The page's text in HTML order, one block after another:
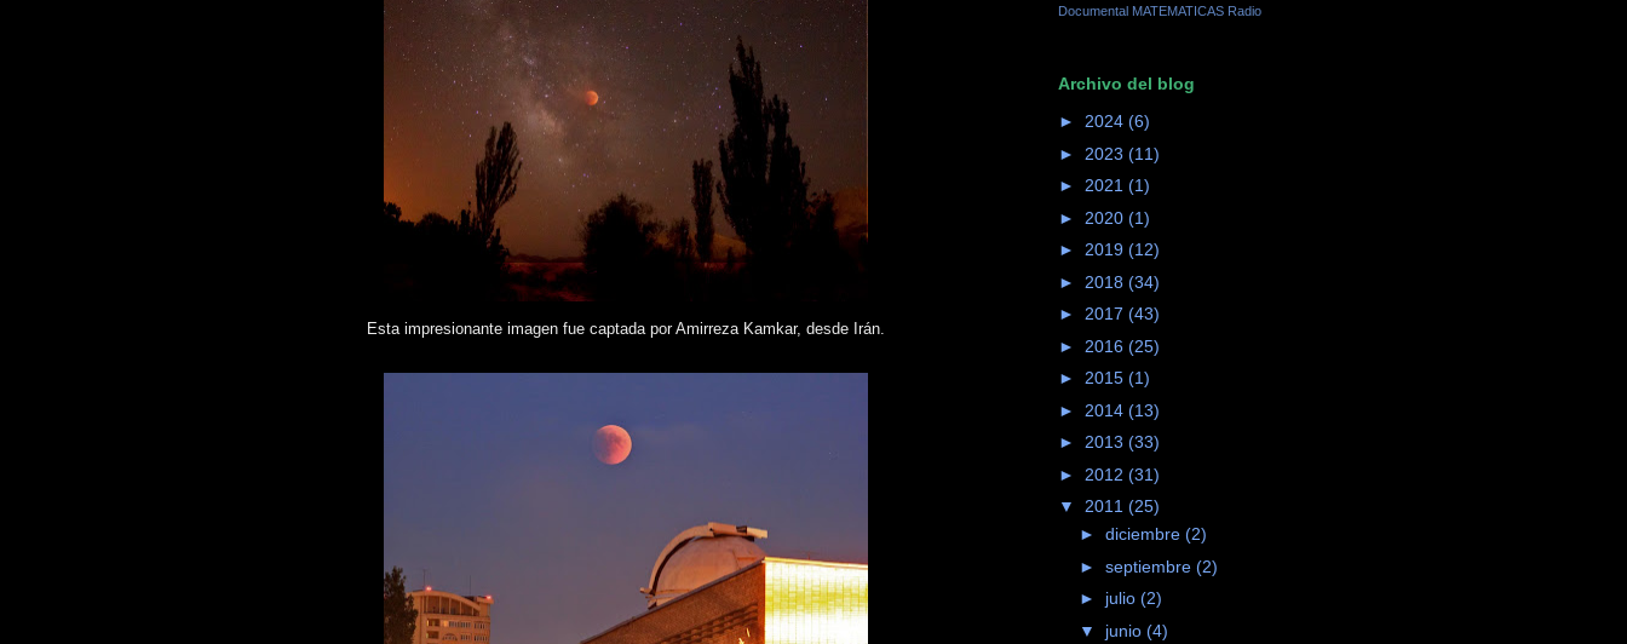
Esta impresionante imagen fue captada por Amirreza Kamkar, desde Irán.
Documental MATEMATICAS Radio
Archivo del blog
► 2024 (6)
► 2023 (11)
► 2021 (1)
► 2020 (1)
► 2019 (12)
► 2018 (34)
► 2017 (43)
► 2016 (25)
► 2015 (1)
► 2014 (13)
► 2013 (33)
► 2012 (31)
▼ 2011 (25)
► diciembre (2)
► septiembre (2)
► julio (2)
▼ junio (4)